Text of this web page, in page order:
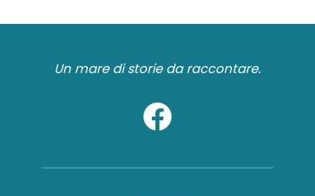
Un mare di storie da raccontare.